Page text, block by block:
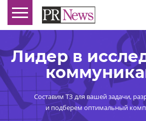
Лидер в
Составим ТЗ для вашей задачи,
и подберем оптимальный